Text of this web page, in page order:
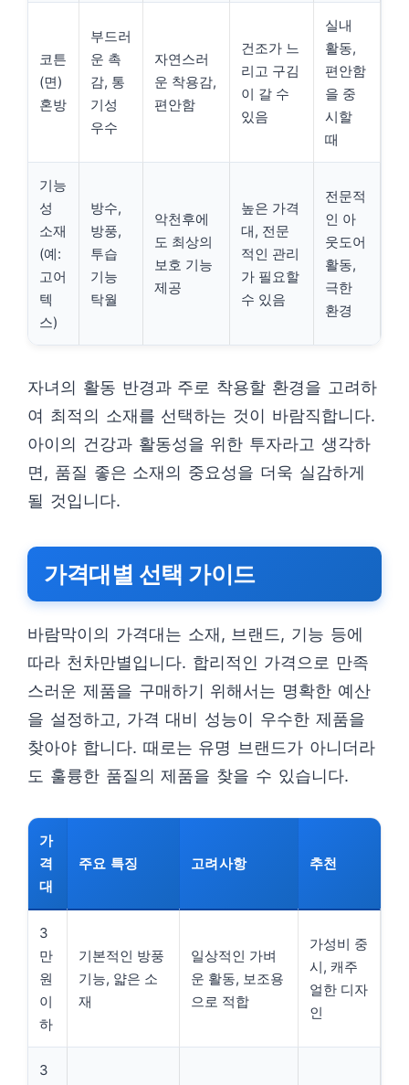
코튼
(면)
혼방
부드러
운 촉
감, 통
기성
우수
자연스러
운 착용감,
편안함
건조가 느
리고 구김
이 갈 수
있음
실내
활동,
편안함
을 중
시할
때
기능
성
소재
(예:
고어
텍
스)
방수,
방풍,
투습
기능
탁월
악천후에
도 최상의
보호 기능
제공
높은 가격
대, 전문
적인 관리
가 필요할
수 있음
전문적
인 아
웃도어
활동,
극한
환경
자녀의 활동 반경과 주로 착용할 환경을 고려하
여 최적의 소재를 선택하는 것이 바람직합니다.
아이의 건강과 활동성을 위한 투자라고 생각하
면, 품질 좋은 소재의 중요성을 더욱 실감하게
될 것입니다.
가격대별 선택 가이드
바람막이의 가격대는 소재, 브랜드, 기능 등에
따라 천차만별입니다. 합리적인 가격으로 만족
스러운 제품을 구매하기 위해서는 명확한 예산
을 설정하고, 가격 대비 성능이 우수한 제품을
찾아야 합니다. 때로는 유명 브랜드가 아니더라
도 훌륭한 품질의 제품을 찾을 수 있습니다.
가
격
대
주요 특징 고려사항 추천
3
만
원
이
하
기본적인 방풍
기능, 얇은 소
재
일상적인 가벼
운 활동, 보조용
으로 적합
가성비 중
시, 캐주
얼한 디자
인
3